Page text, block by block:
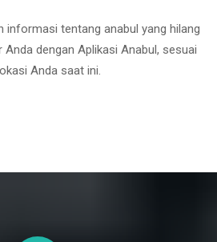
informasi tentang anabul yang hilang
Anda dengan Aplikasi Anabul, sesuai
Anda saat ini.